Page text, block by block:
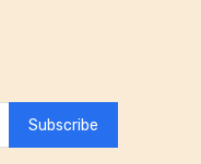
Subscribe